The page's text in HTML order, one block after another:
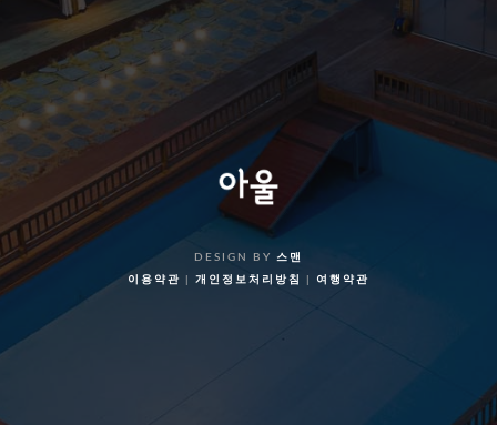
DESIGN BY 스맨
이용약관
개인정보처리방침 여행약관